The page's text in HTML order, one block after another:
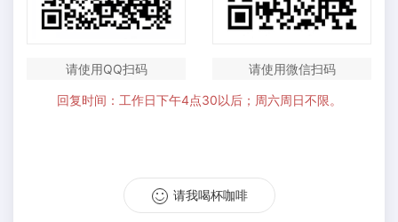
请使用QQ扫码 请使用微信扫码
回复时间：工作日下午4点30以后；周六周日不限。
请我喝杯咖啡